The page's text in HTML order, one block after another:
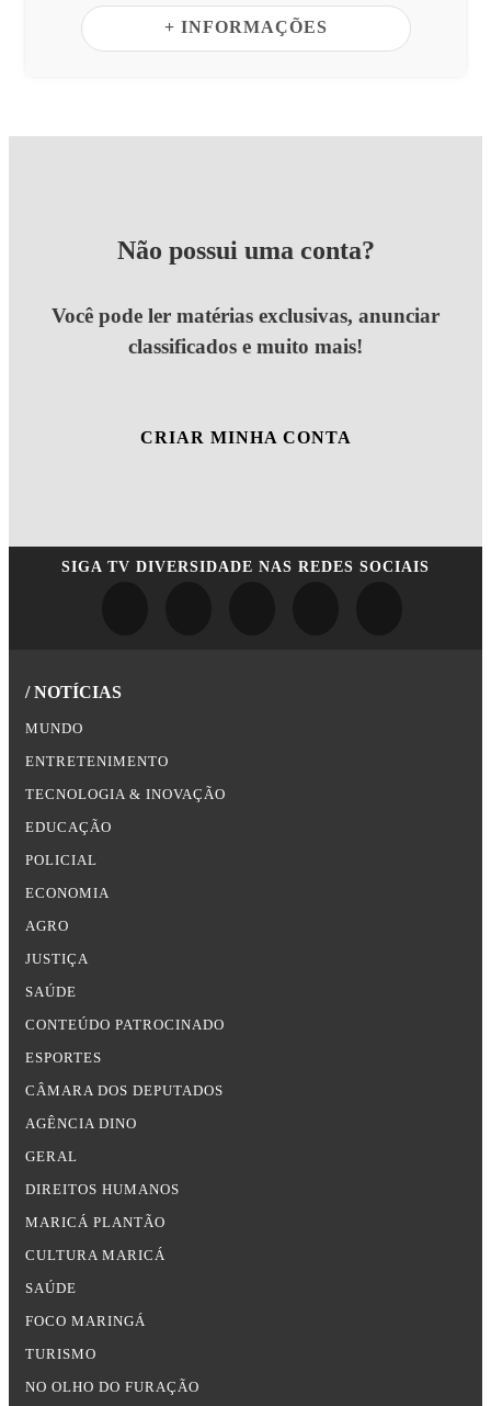
+ INFORMAÇÕES
Não possui uma conta?
Você pode ler matérias exclusivas, anunciar
classificados e muito mais!
CRIAR MINHA CONTA
SIGA TV DIVERSIDADE NAS REDES SOCIAIS
/ NOTÍCIAS
MUNDO
ENTRETENIMENTO
TECNOLOGIA & INOVAÇÃO
EDUCAÇÃO
POLICIAL
ECONOMIA
AGRO
JUSTIÇA
SAÚDE
CONTEÚDO PATROCINADO
ESPORTES
CÂMARA DOS DEPUTADOS
AGÊNCIA DINO
GERAL
DIREITOS HUMANOS
MARICÁ PLANTÃO
CULTURA MARICÁ
SAÚDE
FOCO MARINGÁ
TURISMO
NO OLHO DO FURAÇÃO